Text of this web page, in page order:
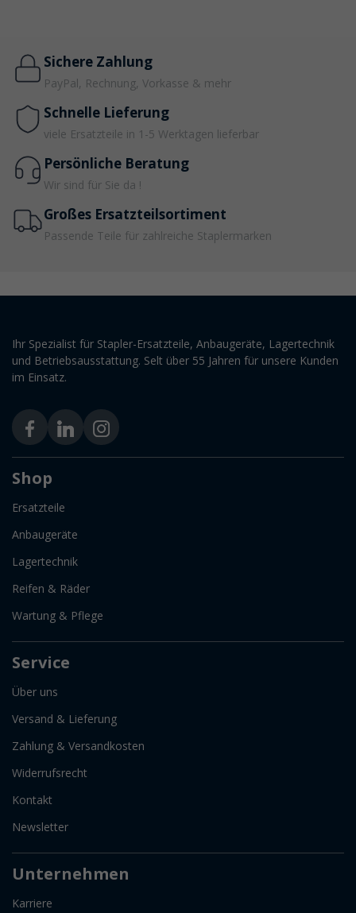
Sichere Zahlung
PayPal, Rechnung, Vorkasse & mehr
Schnelle Lieferung
viele Ersatzteile in 1-5 Werktagen lieferbar
Persönliche Beratung
Wir sind für Sie da !
Großes Ersatzteilsortiment
Passende Teile für zahlreiche Staplermarken
Ihr Spezialist für Stapler-Ersatzteile, Anbaugeräte, Lagertechnik
und Betriebsausstattung. Selt über 55 Jahren für unsere Kunden
im Einsatz.
Shop
Ersatzteile
Anbaugeräte
Lagertechnik
Reifen & Räder
Wartung & Pflege
Service
Über uns
Versand & Lieferung
Zahlung & Versandkosten
Widerrufsrecht
Kontakt
Newsletter
Unternehmen
Karriere